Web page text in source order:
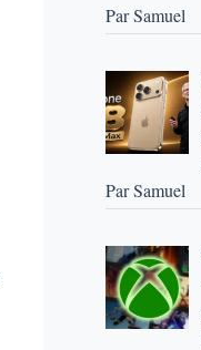
Par Samuel
Par Samuel